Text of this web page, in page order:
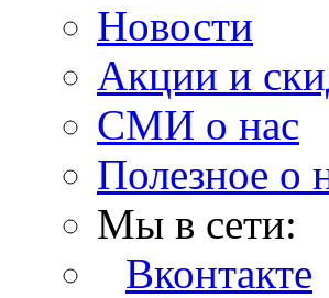
Новости
Акции и
СМИ о нас
Полезное о
Мы в сети:
Вконтакте